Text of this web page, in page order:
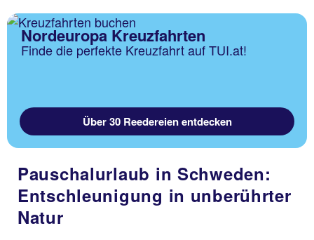
Nordeuropa Kreuzfahrten
Finde die perfekte Kreuzfahrt auf TUI.at!
Über 30 Reedereien entdecken
Pauschalurlaub in Schweden:
Entschleunigung in unberührter
Natur